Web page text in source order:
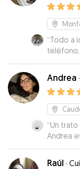
“Todo a
teléfono,
he
mimos y
Andrea ·
“Un trato
Andrea
perrita
Raúl ·